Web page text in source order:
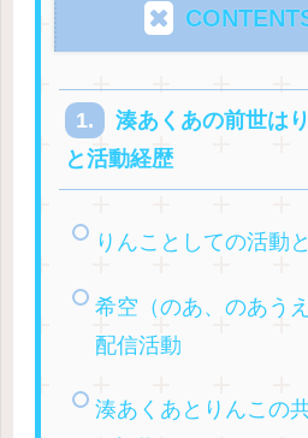
湊あくあの前世は
と活動経歴
りんことしての活動
希空（のあ、のあう
配信活動
湊あくあとりんこの